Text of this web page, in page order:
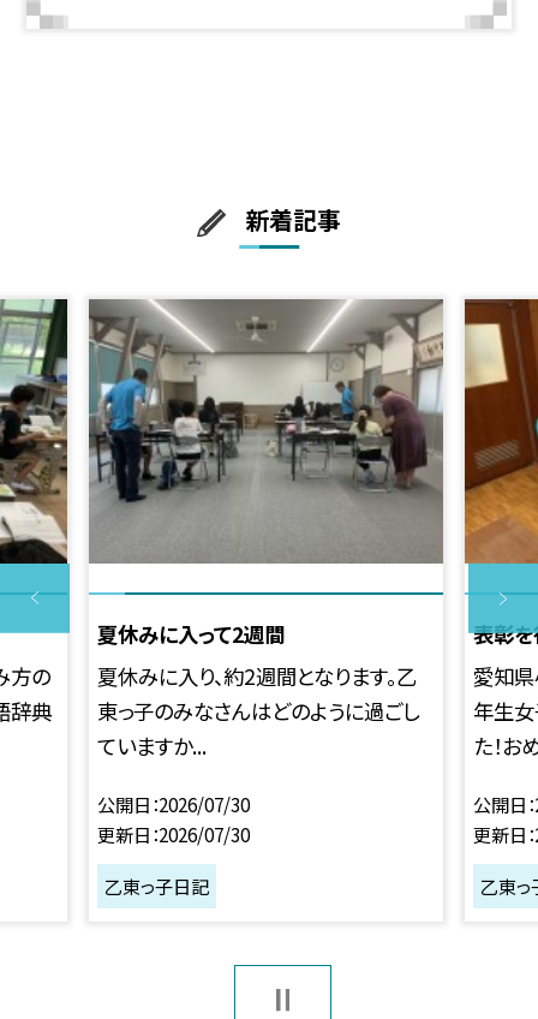
新着記事
方の
辞典
夏休みに入って2週間
夏休みに入り、約2週間となります。乙
東っ子のみなさんはどのように過ごし
ていますか...
公開日 2026/07/30
更新日 2026/07/30
乙東っ子日記
表彰を
愛知
年生
た！お
公開日
更新日
乙東